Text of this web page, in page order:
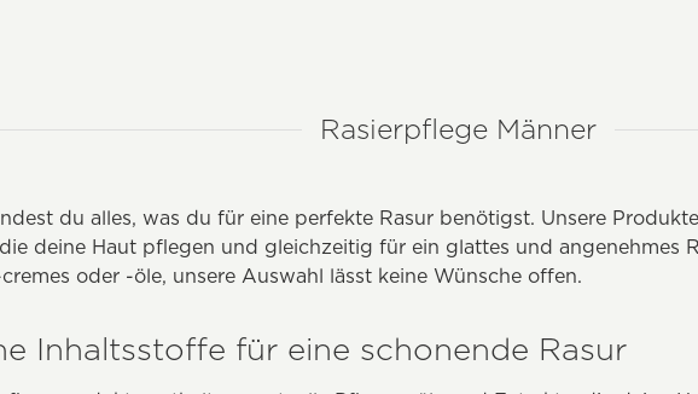
Rasierpflege Männer
du alles, was du für eine perfekte Rasur benötigst. Unsere
deine Haut pflegen und gleichzeitig für ein glattes und angenehmes
cremes oder -öle, unsere Auswahl lässt keine Wünsche offen.
Inhaltsstoffe für eine schonende Rasur